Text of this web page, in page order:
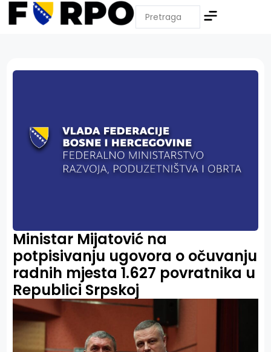
Ministar Mijatović na
potpisivanju ugovora o očuvanju
radnih mjesta 1.627 povratnika u
Republici Srpskoj